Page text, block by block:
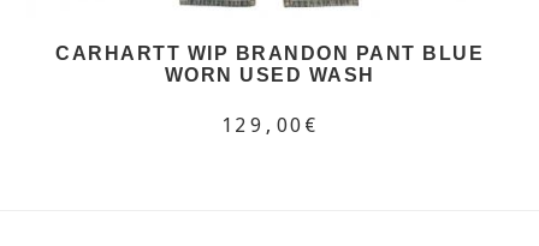
CARHARTT WIP BRANDON PANT BLUE
WORN USED WASH
129,00€